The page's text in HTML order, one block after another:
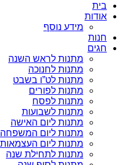
בית
אודות
מידע נוסף
חנות
חגים
מתנות לראש השנה
מתנות לחנוכה
מתנות לט”ו בשבט
מתנות לפורים
מתנות לפסח
מתנות לשבועות
מתנות ליום האישה
מתנות ליום המשפחה
מתנות ליום העצמאות
מתנות לתחילת שנה